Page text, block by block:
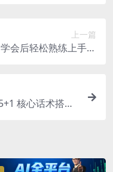
上一篇
会后轻松熟练上手，
核心话术搭配